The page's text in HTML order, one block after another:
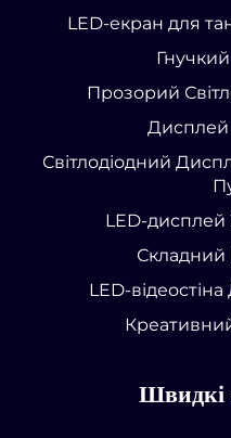
LED-екран для
Прозорий
Дисплей
Світлодіодний
LED-дисплей
Складний
LED-
Швидкі